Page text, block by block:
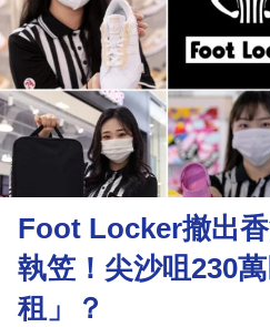
題
投
資
樓
市
理
財
商
Foot Locker撤出
執笠！尖沙咀230
租」？